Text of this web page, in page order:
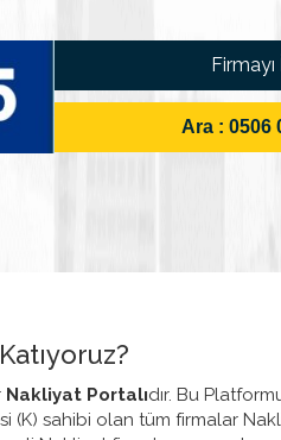
Ara : 0506
Nakliyat Portalıdır. Bu
(K) sahibi olan tüm firmalar